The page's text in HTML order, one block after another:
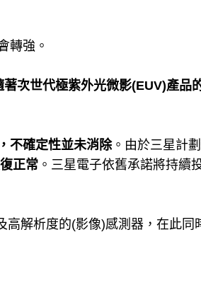
轉強。
著次世代極紫外光微影(EUV)產品
不確定性並未消除。由於三星計
正常 。三星電子依舊承諾將持續
高解析度的(影像)感測器，在此同